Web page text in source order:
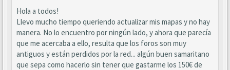
Hola a todos!
Llevo mucho tiempo queriendo actualizar mis mapas y no hay
manera. No lo encuentro por ningún lado, y ahora que parecía
que me acercaba a ello, resulta que los foros son muy
antiguos y están perdidos por la red... algún buen samaritano
que sepa como hacerlo sin tener que gastarme los 150€ de